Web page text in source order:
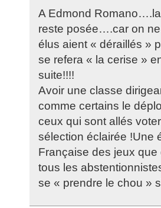
A Edmond
reste posée….car on ne
élus aient « déraillés »
se refera « la cerise »
suite!!!!
Avoir une classe
comme certains le
ceux qui sont allés
sélection éclairée !Une
Française des jeux
tous les
se « prendre le chou »